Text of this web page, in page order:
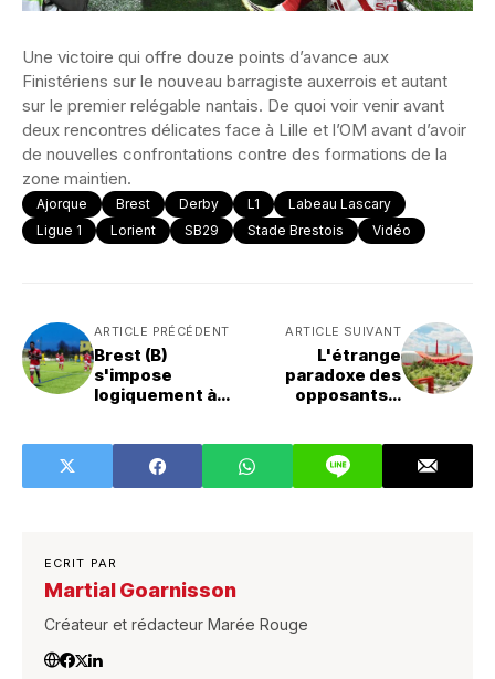
Une victoire qui offre douze points d’avance aux
Finistériens sur le nouveau barragiste auxerrois et autant
sur le premier relégable nantais. De quoi voir venir avant
deux rencontres délicates face à Lille et l’OM avant d’avoir
de nouvelles confrontations contre des formations de la
zone maintien.
Ajorque Brest Derby L1
Labeau Lascary
Ligue 1
Lorient SB29 Stade Brestois Vidéo
ARTICLE PRÉCÉDENT
Brest (B)
s'impose
logiquement à
ARTICLE SUIVANT
L'étrange
paradoxe des
opposants à
ECRIT PAR
Martial Goarnisson
Créateur et rédacteur Marée Rouge